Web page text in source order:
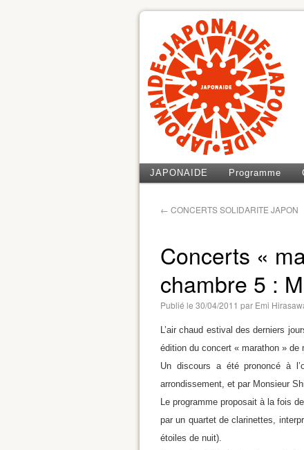
JAPONAIDE Programme
← CONCERTS SOLIDARITE JAPON
Concerts «
chambre 5 :
Publié le 30/04/2011 par Emi
L’air chaud estival des derniers
édition du concert « marathon » de
Un discours a été prononcé à
arrondissement, et par Monsieur
Le programme proposait à la fois
par un quartet de clarinettes,
étoiles de nuit).